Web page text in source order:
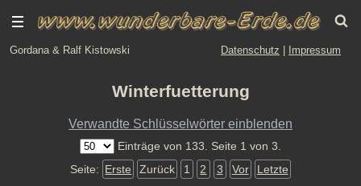
Gordana & Ralf Kistowski Datenschutz Impressum
Winterfuetterung
Verwandte Schlüsselwörter einblenden
Einträge von 133. Seite 1 von 3.
Seite: Erste Zurück 1 2 3 Vor Letzte